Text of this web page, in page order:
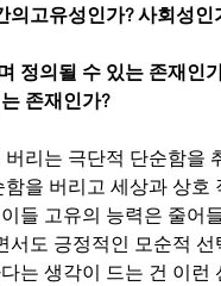
의고유성인가? 사회성인
정의될 수 있는 존재인
존재인가?
리는 극단적 단순함을
을 버리고 세상과 상호
들 고유의 능력은 줄어
서도 긍정적인 모순적
는 생각이 드는 건 이런